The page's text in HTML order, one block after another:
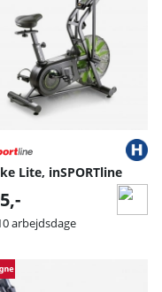
Lite, inSPORTline
arbejdsdage